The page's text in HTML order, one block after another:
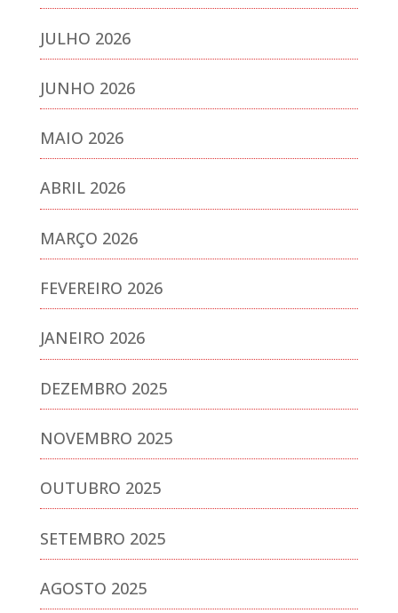
JULHO 2026
JUNHO 2026
MAIO 2026
ABRIL 2026
MARÇO 2026
FEVEREIRO 2026
JANEIRO 2026
DEZEMBRO 2025
NOVEMBRO 2025
OUTUBRO 2025
SETEMBRO 2025
AGOSTO 2025